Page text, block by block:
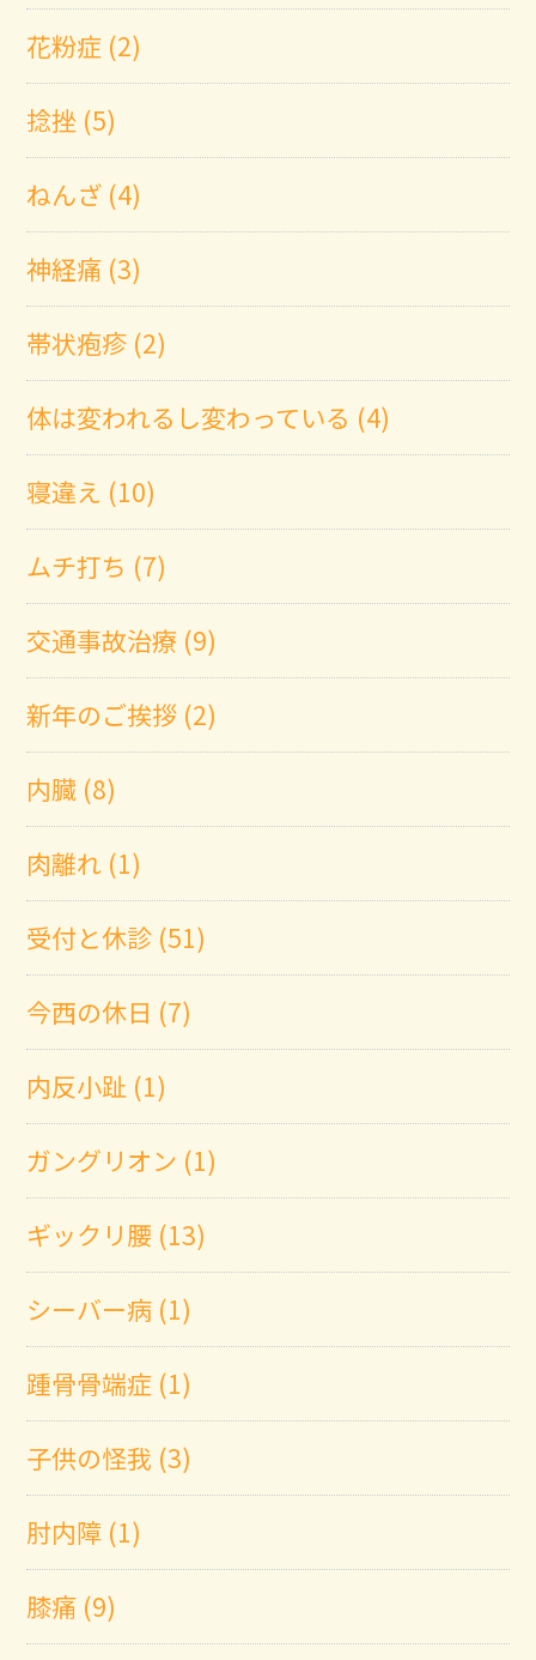
花粉症 (2)
捻挫 (5)
ねんざ (4)
神経痛 (3)
帯状疱疹 (2)
体は変われるし変わっている (4)
寝違え (10)
ムチ打ち (7)
交通事故治療 (9)
新年のご挨拶 (2)
内臓 (8)
肉離れ (1)
受付と休診 (51)
今西の休日 (7)
内反小趾 (1)
ガングリオン (1)
ギックリ腰 (13)
シーバー病 (1)
踵骨骨端症 (1)
子供の怪我 (3)
肘内障 (1)
膝痛 (9)